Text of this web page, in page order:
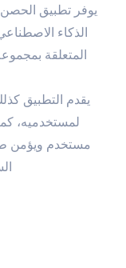
يوفر تطبيق الحصن
الاصطناعي
بمجموعة واسعة
يقدم التطبيق
لمستخدميه،
ويؤمن طريقة آمنة